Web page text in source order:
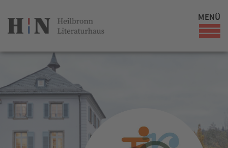
MENÜ